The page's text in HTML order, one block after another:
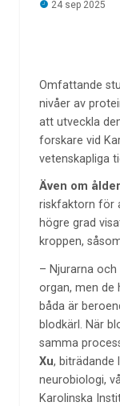
24 sep 2025
Omfattande
nivåer av
att utveckla
forskare vid
vetenskapliga
Även om
riskfaktorn för
högre grad
kroppen,
– Njurarna
organ, men de
båda är
blodkärl. När
samma
Xu, biträdande
neurobiologi,
Karolinska